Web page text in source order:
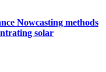
Nowcasting methods
solar